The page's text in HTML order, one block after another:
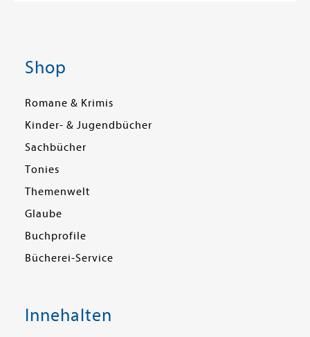
Shop
Romane & Krimis
Kinder- & Jugendbücher
Sachbücher
Tonies
Themenwelt
Glaube
Buchprofile
Bücherei-Service
Innehalten